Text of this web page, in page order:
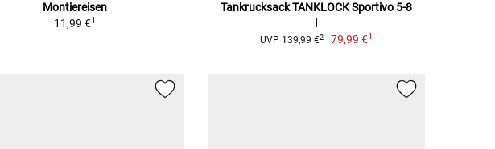
Montiereisen
11,99 €1
Tankrucksack TANKLOCK Sportivo 5-8
UVP 139,99 €2 79,99 €1